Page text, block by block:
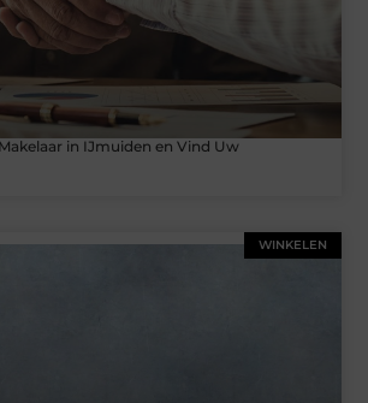
in IJmuiden en Vind Uw
WINKELEN